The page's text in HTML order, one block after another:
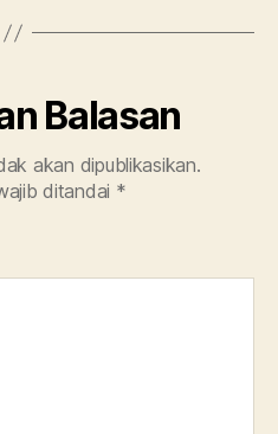
Balasan
akan dipublikasikan.
ditandai *